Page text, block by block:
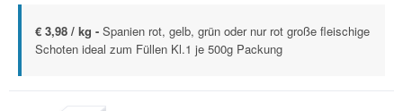
€ 3,98 / kg - Spanien rot, gelb, grün oder nur rot große fleischige
Schoten ideal zum Füllen Kl.1 je 500g Packung